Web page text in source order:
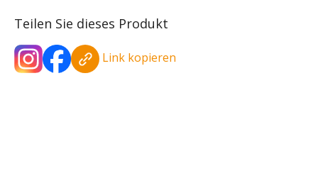
Teilen Sie dieses Produkt
Link kopieren